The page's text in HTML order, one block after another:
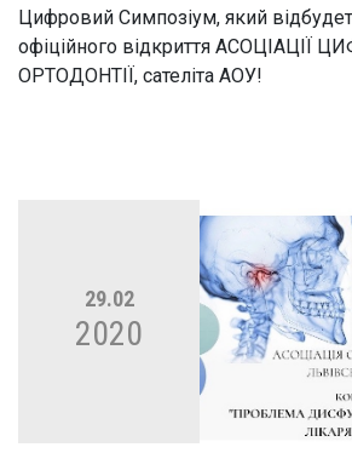
Цифровий Симпозіум, який
офіційного відкриття АСОЦІАЦІЇ
ОРТОДОНТІЇ, сателіта АОУ!
29.02
2020